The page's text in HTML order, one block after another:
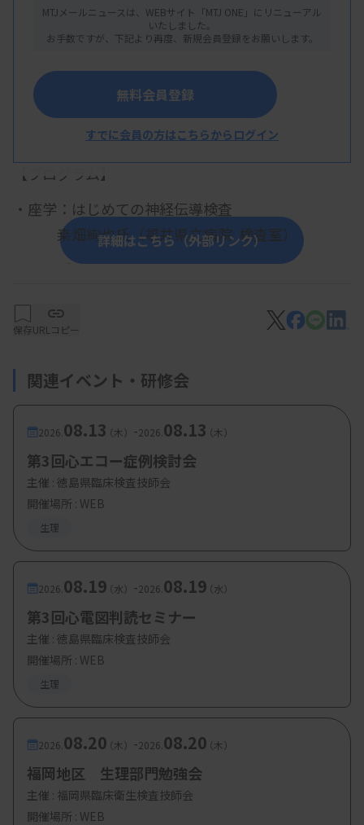
主 催
福井県臨床検査技師会
概 要
【プログラム】
・座学：はじめての神経伝導検査
桒畑絢也氏（福井県立病院 検査室）
・ハンズオンセミナー
道関美祐希氏（福井赤十字病院 臨床検査
【参加費・定員など】
・参加費：無料
・定員：座学40名、ハンズオンセミナー 6～8名
・対象：福井県内の臨床検査技師に限定
詳細はこちら（外部リンク）
MTJメールニュースは、WEBサイト「MTJ ONE」にリニューアル
いたしました。
お手数ですが、下記より再度、新規会員登録をお願いします。
無料会員登録
すでに会員の方はこちらからログイン
保存URLコピー
関連イベント・研修会
2026. 08.13（木） -2026. 08.13（木）
第3回心エコー症例検討会
主催 : 徳島県臨床検査技師会
開催場所 : WEB
生理
2026. 08.19（水） -2026. 08.19（水）
第3回心電図判読セミナー
主催 : 徳島県臨床検査技師会
開催場所 : WEB
生理
2026. 08.20（木） -2026. 08.20（木）
福岡地区 生理部門勉強会
主催 : 福岡県臨床衛生検査技師会
開催場所 : WEB